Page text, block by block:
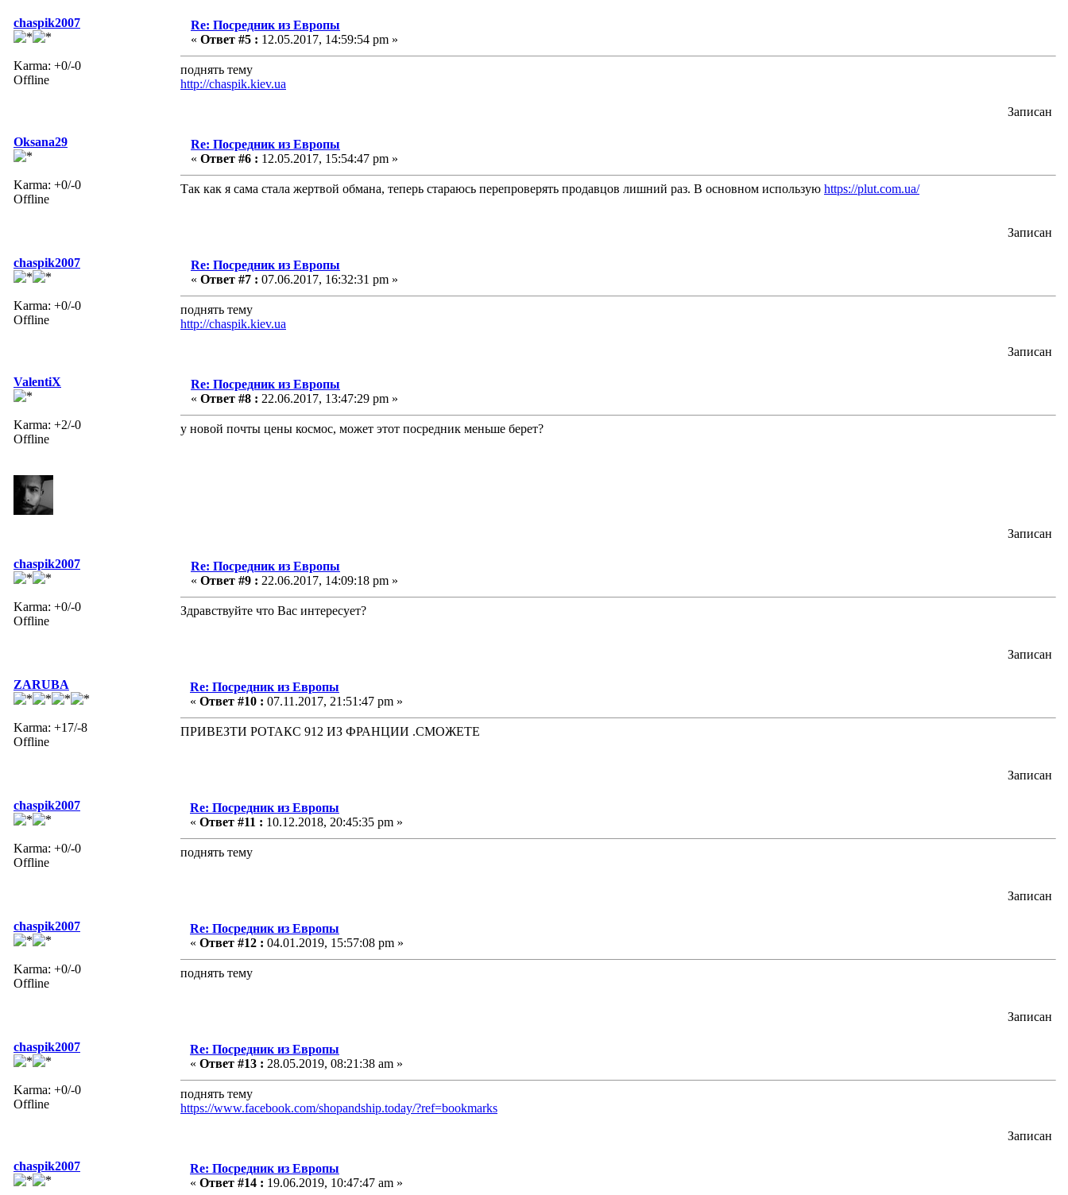
chaspik2007
Karma: +0/-0
Offline
Re: Посредник из Европы
« Ответ #5 : 12.05.2017, 14:59:54 pm »
поднять тему
http://chaspik.kiev.ua
Записан
Oksana29
Karma: +0/-0
Offline
Re: Посредник из Европы
« Ответ #6 : 12.05.2017, 15:54:47 pm »
Так как я сама стала жертвой обмана, теперь стараюсь перепроверять продавцов лишний раз. В основном использую https://plut.com.ua/
Записан
chaspik2007
Karma: +0/-0
Offline
Re: Посредник из Европы
« Ответ #7 : 07.06.2017, 16:32:31 pm »
поднять тему
http://chaspik.kiev.ua
Записан
ValentiX
Karma: +2/-0
Offline
Re: Посредник из Европы
« Ответ #8 : 22.06.2017, 13:47:29 pm »
у новой почты цены космос, может этот посредник меньше берет?
Записан
chaspik2007
Karma: +0/-0
Offline
Re: Посредник из Европы
« Ответ #9 : 22.06.2017, 14:09:18 pm »
Здравствуйте что Вас интересует?
Записан
ZARUBA
Karma: +17/-8
Offline
Re: Посредник из Европы
« Ответ #10 : 07.11.2017, 21:51:47 pm »
ПРИВЕЗТИ РОТАКС 912 ИЗ ФРАНЦИИ .СМОЖЕТЕ
Записан
chaspik2007
Karma: +0/-0
Offline
Re: Посредник из Европы
« Ответ #11 : 10.12.2018, 20:45:35 pm »
поднять тему
Записан
chaspik2007
Karma: +0/-0
Offline
Re: Посредник из Европы
« Ответ #12 : 04.01.2019, 15:57:08 pm »
поднять тему
Записан
chaspik2007
Karma: +0/-0
Offline
Re: Посредник из Европы
« Ответ #13 : 28.05.2019, 08:21:38 am »
поднять тему
https://www.facebook.com/shopandship.today/?ref=bookmarks
Записан
chaspik2007
Re: Посредник из Европы
« Ответ #14 : 19.06.2019, 10:47:47 am »